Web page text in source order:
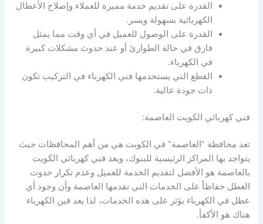
القدرة على تقديم خدمة مميزة للعملاء وإصلاح الأعطال
الكهربائية بسهولة ويسر.
القدرة على الوصول للعميل في أي وقت مما يمثل
فارق في حالة الطوارئ أو عند حدوث مشكلات كبيرة
في الكهرباء.
القطع التي يستخدمها فني الكهرباء في التركيب تكون
ذات جودة عالية.
فني كهربائي الكويت العاصمة:
تعد محافظة “العاصمة” في الكويت هي من أهم المحافظات حيث
يتواجد بها المراكز الرئيسية للبنوك، ويعد فني كهربائي الكويت
بالعاصمة هو الأفضل لتقديم الخدمة للعميل وعدم تكرار حدوث
العطل حفاظاً على الخدمات التي تقدمها العاصمة وأن وجود أي
عطل في الكهرباء يؤثر على هذه الخدمات، لذا يعد فين الكهرباء
هناك هو الأكفأ.